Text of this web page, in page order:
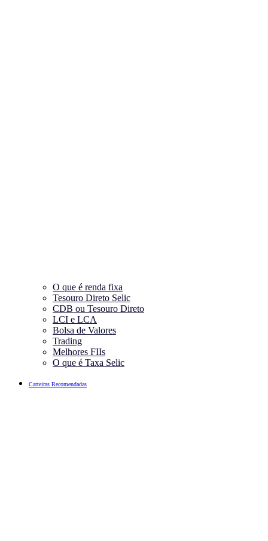
O que é renda fixa
Tesouro Direto Selic
CDB ou Tesouro Direto
LCI e LCA
Bolsa de Valores
Trading
Melhores FIIs
O que é Taxa Selic
Carteiras Recomendadas